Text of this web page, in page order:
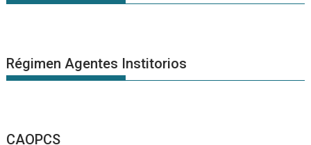
Régimen Agentes Institorios
CAOPCS